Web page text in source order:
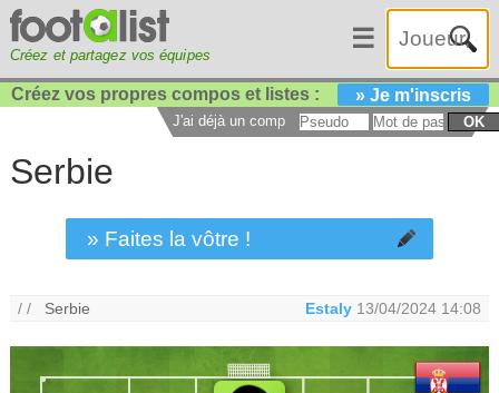
Créez et partagez vos équipes
☰
Créez vos propres compos et listes : » Je m'inscris
J'ai déjà un compte : OK
Serbie
» Faites la vôtre !
/ / Serbie Estaly 13/04/2024 14:08